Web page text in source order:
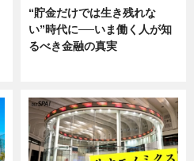
“貯金だけでは生き残れな
い”時代に──いま働く人が知
るべき金融の真実